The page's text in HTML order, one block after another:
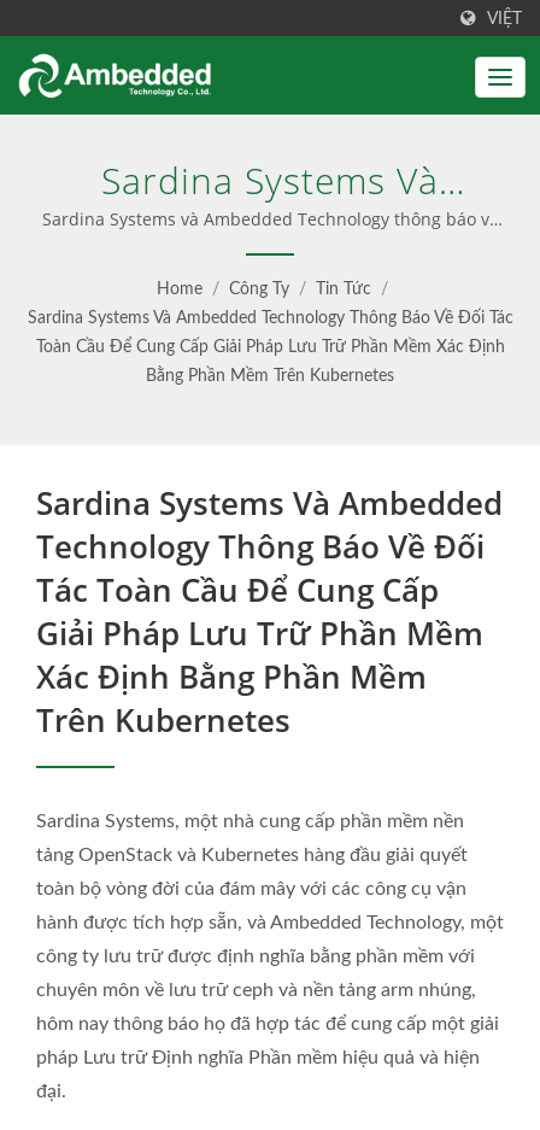
VIỆT
Sardina Systems Và
Ambedded Technology
Thông Báo Về Đối Tác
Toàn Cầu Để Cung Cấp
Giải Pháp Lưu Trữ Phần
Lưu Trữ Khối, Tệp & Đối
Tượng S3 Thống Nhất - Hỗ
Trợ Chuyên Nghiệp
Sardina Systems và Ambedded Technology thông báo về
đối tác toàn cầu để cung cấp giải pháp lưu trữ phần mềm
xác định bằng phần mềm trên Kubernetes | Giao diện
Quản lý Ceph Thân thiện với Người dùng
Home / Công Ty / Tin Tức
/
Sardina Systems Và Ambedded Technology Thông Báo Về Đối Tác
Toàn Cầu Để Cung Cấp Giải Pháp Lưu Trữ Phần Mềm Xác Định
Bằng Phần Mềm Trên Kubernetes
Sardina Systems Và Ambedded
Technology Thông Báo Về Đối
Tác Toàn Cầu Để Cung Cấp
Giải Pháp Lưu Trữ Phần Mềm
Xác Định Bằng Phần Mềm
Trên Kubernetes
Sardina Systems, một nhà cung cấp phần mềm nền
tảng OpenStack và Kubernetes hàng đầu giải quyết
toàn bộ vòng đời của đám mây với các công cụ vận
hành được tích hợp sẵn, và Ambedded Technology, một
công ty lưu trữ được định nghĩa bằng phần mềm với
chuyên môn về lưu trữ ceph và nền tảng arm nhúng,
hôm nay thông báo họ đã hợp tác để cung cấp một giải
pháp Lưu trữ Định nghĩa Phần mềm hiệu quả và hiện
đại.